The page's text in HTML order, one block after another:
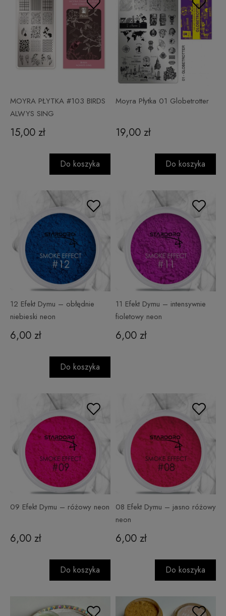
MOYRA PŁYTKA #103 BIRDS
ALWYS SING
15,00 zł
Do koszyka
Moyra Płytka 01 Globetrotter
19,00 zł
Do koszyka
12 Efekt Dymu – obłędnie
niebieski neon
6,00 zł
Do koszyka
11 Efekt Dymu – intensywnie
fioletowy neon
6,00 zł
09 Efekt Dymu – różowy neon
6,00 zł
Do koszyka
08 Efekt Dymu – jasno różowy
neon
6,00 zł
Do koszyka